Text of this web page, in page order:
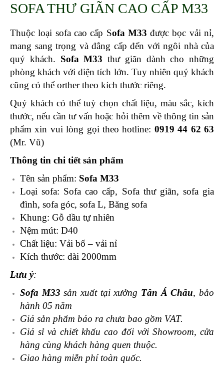
SOFA THƯ GIÃN CAO CẤP M33
Thuộc loại sofa cao cấp Sofa M33 được bọc vải nỉ,
mang sang trọng và đẳng cấp đến với ngôi nhà của
quý khách. Sofa M33 thư giãn dành cho những
phòng khách với diện tích lớn. Tuy nhiên quý khách
cũng có thể orther theo kích thước riêng.
Quý khách có thể tuỳ chọn chất liệu, màu sắc, kích
thước, nếucần tư vấn hoặc hỏi thêm về thông tin sản
phẩm xin vui lòng gọi theo hotline: 0919 44 62 63
(Mr. Vũ)
Thông tin chi tiết sản phẩm
Tên sản phẩm: Sofa M33
Loại sofa: Sofa cao cấp, Sofa thư giãn, sofa gia
đình, sofa góc, sofa L, Băng sofa
Khung: Gỗ dầu tự nhiên
Nệm mút: D40
Chất liệu: Vải bố – vải nỉ
Kích thước: dài 2000mm
Lưu ý:
Sofa M33sản xuất tại xưởng Tân Á Châu, bảo
hành 05 năm
Giá sản phẩm báo ra chưa bao gồm VAT.
Giá sỉ và chiết khấu cao đối với Showroom, cửa
hàng cùng khách hàng quen thuộc.
Giao hàng miễn phí toàn quốc.